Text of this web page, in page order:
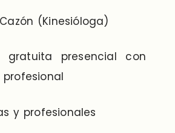
(Kinesióloga)
gratuita presencial con
y profesionales